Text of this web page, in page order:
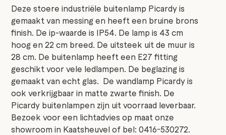
Deze stoere industriële buitenlamp Picardy is
gemaakt van messing en heeft een bruine brons
finish. De ip-waarde is IP54. De lamp is 43 cm
hoog en 22 cm breed. De uitsteek uit de muur is
28 cm. De buitenlamp heeft een E27 fitting
geschikt voor vele ledlampen. De beglazing is
gemaakt van echt glas. De wandlamp Picardy is
ook verkrijgbaar in matte zwarte finish. De
Picardy buitenlampen zijn uit voorraad leverbaar.
Bezoek voor een lichtadvies op maat onze
showroom in Kaatsheuvel of bel: 0416-530272.